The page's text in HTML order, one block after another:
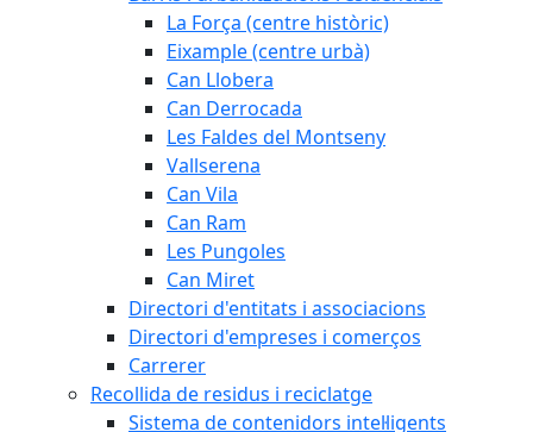
La Força (centre històric)
Eixample (centre urbà)
Can Llobera
Can Derrocada
Les Faldes del Montseny
Vallserena
Can Vila
Can Ram
Les Pungoles
Can Miret
Directori d'entitats i associacions
Directori d'empreses i comerços
Carrerer
Recollida de residus i reciclatge
Sistema de contenidors intel·ligents